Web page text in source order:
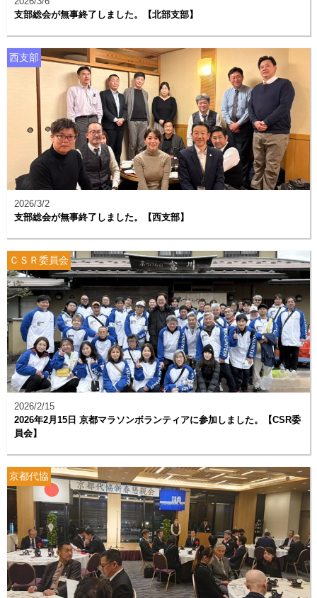
支部総会が無事終了しました。【北部支部】
西支部
2026/3/2
支部総会が無事終了しました。【西支部】
ＣＳＲ委員会
2026/2/15
2026年2月15日 京都マラソンボランティアに参加しました。【CSR委
員会】
京都代協